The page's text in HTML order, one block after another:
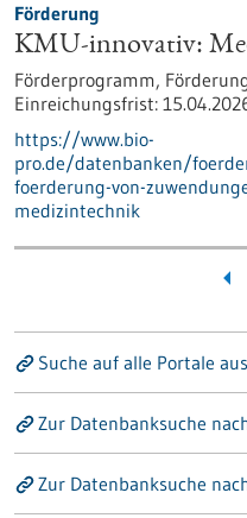
Förderung
KMU-innovativ:
Förderprogramm,
Einreichungsfrist:
https://www.bio-
pro.de/datenbanken/
foerderung-von-
medizintechnik
Suche auf alle Portale
Zur Datenbanksuche
Zur Datenbanksuche